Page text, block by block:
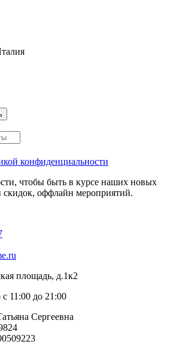
конфиденциальности
чтобы быть в курсе наших новых
оффлайн мероприятий.
площадь, д.1к2
11:00 до 21:00
Сергеевна